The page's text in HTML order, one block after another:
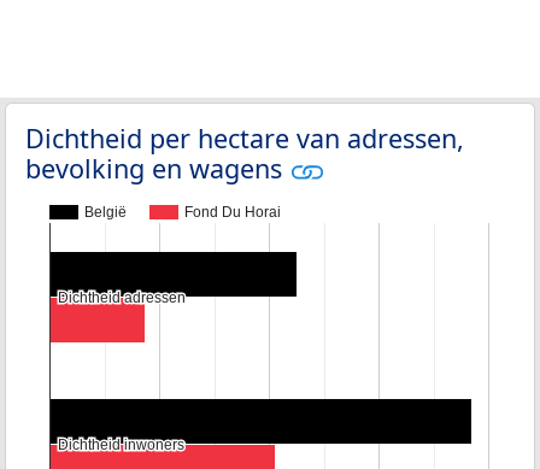
Dichtheid per hectare van adressen,
bevolking en wagens
België Fond Du Horai
Dichtheid adressen
Dichtheid adressen
Dichtheid inwoners
Dichtheid inwoners